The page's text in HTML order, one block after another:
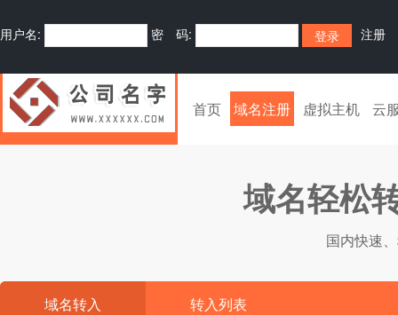
用户名: 密 码: 注册
首页 域名注册 虚拟主机 云
域名轻松
国内快速
域名转入 转入列表